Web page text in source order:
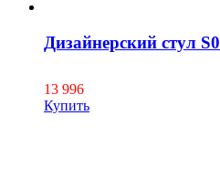
Дизайнерский стул
13 996
Купить